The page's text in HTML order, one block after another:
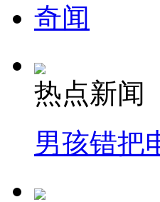
奇闻
热点新闻
男孩错把